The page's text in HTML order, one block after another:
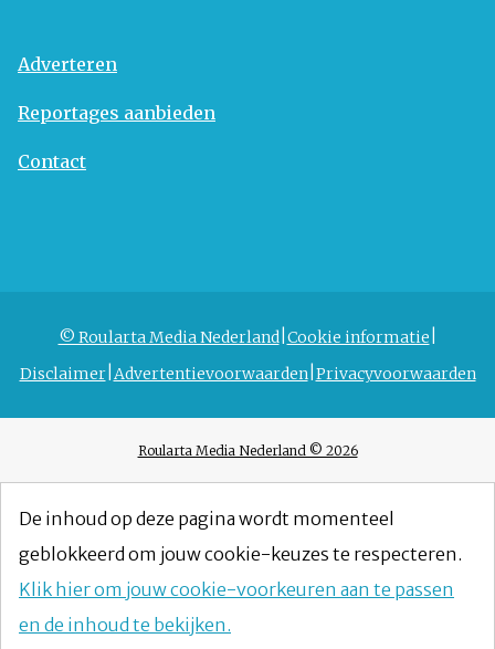
Adverteren
Reportages aanbieden
Contact
© Roularta Media Nederland Cookie informatie
Disclaimer Advertentievoorwaarden Privacyvoorwaarden
Roularta Media Nederland © 2026
De inhoud op deze pagina wordt momenteel
geblokkeerd om jouw cookie-keuzes te respecteren.
Klik hier om jouw cookie-voorkeuren aan te passen
en de inhoud te bekijken.